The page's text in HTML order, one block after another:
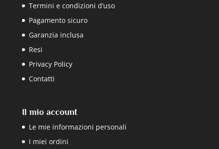
Termini e condizioni d’uso
Pagamento sicuro
Garanzia inclusa
Resi
Privacy Policy
Contatti
Il mio account
Le mie informazioni personali
I miei ordini